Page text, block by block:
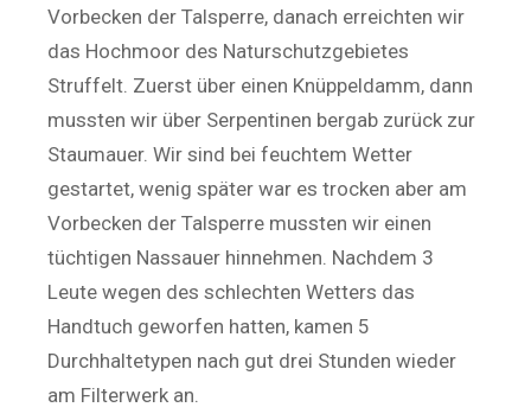
Vorbecken der Talsperre, danach erreichten wir
das Hochmoor des Naturschutzgebietes
Struffelt. Zuerst über einen Knüppeldamm, dann
mussten wir über Serpentinen bergab zurück zur
Staumauer. Wir sind bei feuchtem Wetter
gestartet, wenig später war es trocken aber am
Vorbecken der Talsperre mussten wir einen
tüchtigen Nassauer hinnehmen. Nachdem 3
Leute wegen des schlechten Wetters das
Handtuch geworfen hatten, kamen 5
Durchhaltetypen nach gut drei Stunden wieder
am Filterwerk an.